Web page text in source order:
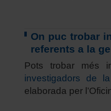
On puc trobar
referents a la
Pots trobar més
investigadors de
elaborada per